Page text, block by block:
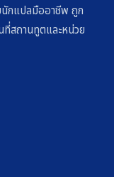
นักแปลมืออาชีพ ถูก
สถานทูตและหน่วย